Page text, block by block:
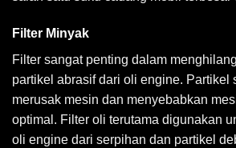
Filter Minyak
Filter sangat penting dalam
partikel abrasif dari oli engine. Partikel
merusak mesin dan menyebabkan
optimal. Filter oli terutama digunakan
oli engine dari serpihan dan partikel